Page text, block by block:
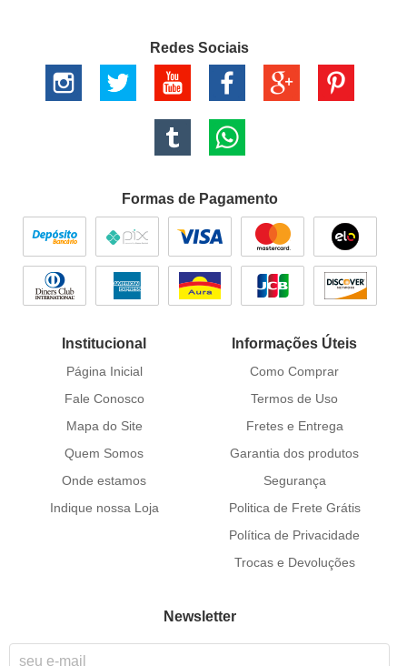
Redes Sociais
Formas de Pagamento
Institucional
Página Inicial
Fale Conosco
Mapa do Site
Quem Somos
Onde estamos
Indique nossa Loja
Informações Úteis
Como Comprar
Termos de Uso
Fretes e Entrega
Garantia dos produtos
Segurança
Politica de Frete Grátis
Política de Privacidade
Trocas e Devoluções
Newsletter